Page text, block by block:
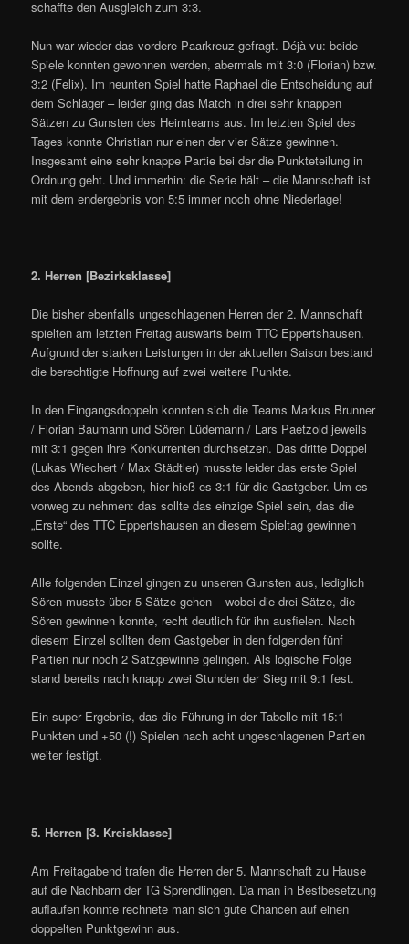
schaffte den Ausgleich zum 3:3.
Nun war wieder das vordere Paarkreuz gefragt. Déjà-vu: beide
Spiele konnten gewonnen werden, abermals mit 3:0 (Florian) bzw.
3:2 (Felix). Im neunten Spiel hatte Raphael die Entscheidung auf
dem Schläger – leider ging das Match in drei sehr knappen
Sätzen zu Gunsten des Heimteams aus. Im letzten Spiel des
Tages konnte Christian nur einen der vier Sätze gewinnen.
Insgesamt eine sehr knappe Partie bei der die Punkteteilung in
Ordnung geht. Und immerhin: die Serie hält – die Mannschaft ist
mit dem endergebnis von 5:5 immer noch ohne Niederlage!
2. Herren [Bezirksklasse]
Die bisher ebenfalls ungeschlagenen Herren der 2. Mannschaft
spielten am letzten Freitag auswärts beim TTC Eppertshausen.
Aufgrund der starken Leistungen in der aktuellen Saison bestand
die berechtigte Hoffnung auf zwei weitere Punkte.
In den Eingangsdoppeln konnten sich die Teams Markus Brunner
/ Florian Baumann und Sören Lüdemann / Lars Paetzold jeweils
mit 3:1 gegen ihre Konkurrenten durchsetzen. Das dritte Doppel
(Lukas Wiechert / Max Städtler) musste leider das erste Spiel
des Abends abgeben, hier hieß es 3:1 für die Gastgeber. Um es
vorweg zu nehmen: das sollte das einzige Spiel sein, das die
„Erste“ des TTC Eppertshausen an diesem Spieltag gewinnen
sollte.
Alle folgenden Einzel gingen zu unseren Gunsten aus, lediglich
Sören musste über 5 Sätze gehen – wobei die drei Sätze, die
Sören gewinnen konnte, recht deutlich für ihn ausfielen. Nach
diesem Einzel sollten dem Gastgeber in den folgenden fünf
Partien nur noch 2 Satzgewinne gelingen. Als logische Folge
stand bereits nach knapp zwei Stunden der Sieg mit 9:1 fest.
Ein super Ergebnis, das die Führung in der Tabelle mit 15:1
Punkten und +50 (!) Spielen nach acht ungeschlagenen Partien
weiter festigt.
5. Herren [3. Kreisklasse]
Am Freitagabend trafen die Herren der 5. Mannschaft zu Hause
auf die Nachbarn der TG Sprendlingen. Da man in Bestbesetzung
auflaufen konnte rechnete man sich gute Chancen auf einen
doppelten Punktgewinn aus.